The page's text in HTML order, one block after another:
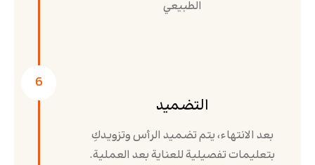
الطبيعي
التضميد
بعد الانتهاء، يتم تضميد الرأس وتزويدكِ
بتعليمات تفصيلية للعناية بعد العملية.
6